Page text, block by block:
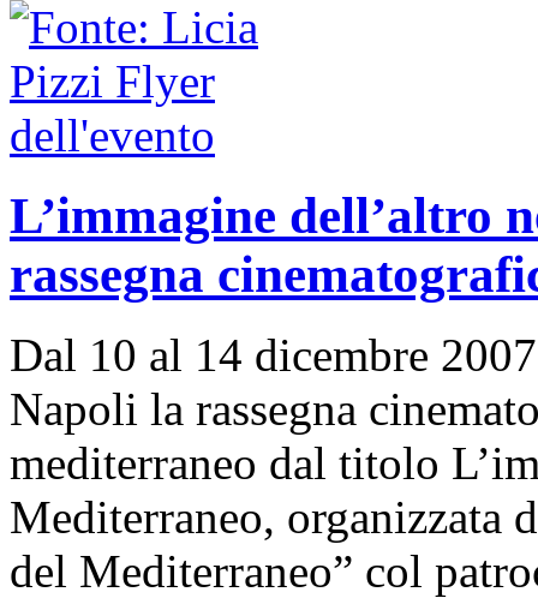
L’immagine dell’altro
rassegna
Dal 10 al 14 dicembre
Napoli la rassegna
mediterraneo dal titolo
Mediterraneo, organizzata
del Mediterraneo” col